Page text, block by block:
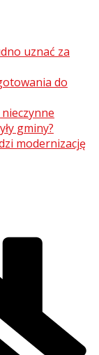
uznać za
do
gminy?
modernizację